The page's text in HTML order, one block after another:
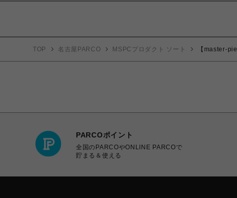
TOP 名古屋PARCO MSPCプロダクト ソート 【master-
PARCOポイント
全国のPARCOやONLINE PARCOで
貯まる＆使える